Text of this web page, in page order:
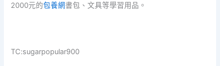
2000元的包養網書包、文具等學習用品。
TC:sugarpopular900